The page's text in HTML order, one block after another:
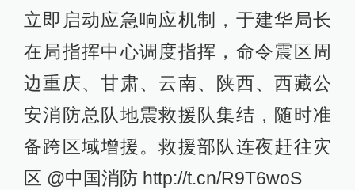
立即启动应急响应机制，于建华局长
在局指挥中心调度指挥，命令震区周
边重庆、甘肃、云南、陕西、西藏公
安消防总队地震救援队集结，随时准
备跨区域增援。救援部队连夜赶往灾
区 @中国消防 http://t.cn/R9T6woS